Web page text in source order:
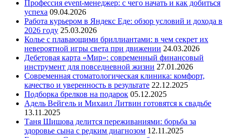
Профессия event-менеджер: с чего начать и как добиться
успеха 09.04.2026
Работа курьером в Яндекс Еде: обзор условий и дохода в
2026 году 25.03.2026
Колье с плавающими бриллиантами: в чем секрет их
невероятной игры света при движении 24.03.2026
Дебетовая карта «Мир»: современный финансовый
инструмент для повседневной жизни 27.01.2026
Современная стоматологическая клиника: комфорт,
качество и уверенность в результате 22.12.2025
Подборка брелков на подарок 05.12.2025
Адель Вейгель и Михаил Литвин готовятся к свадьбе
13.11.2025
Таня Шишова делится переживаниями: борьба за
здоровье сына с редким диагнозом 12.11.2025